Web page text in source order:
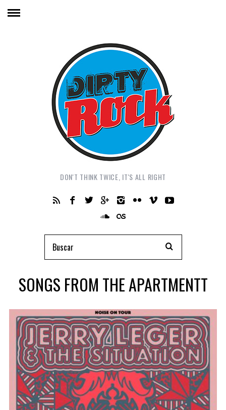
DON'T THINK TWICE, IT'S ALL RIGHT
SONGS FROM THE APARTMENTT